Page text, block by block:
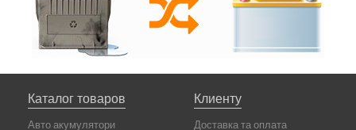
Каталог товаров
Авто акумулятори
Клиенту
Доставка та оплата